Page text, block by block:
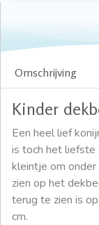
Omschrijving
Kinder
Een heel lief
is toch het liefste
kleintje om
zien op het
terug te zien is
cm.